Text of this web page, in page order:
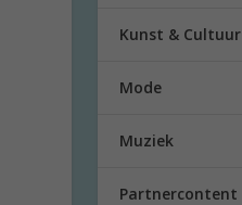
Kunst & Cultuur
Mode
Muziek
Partnercontent